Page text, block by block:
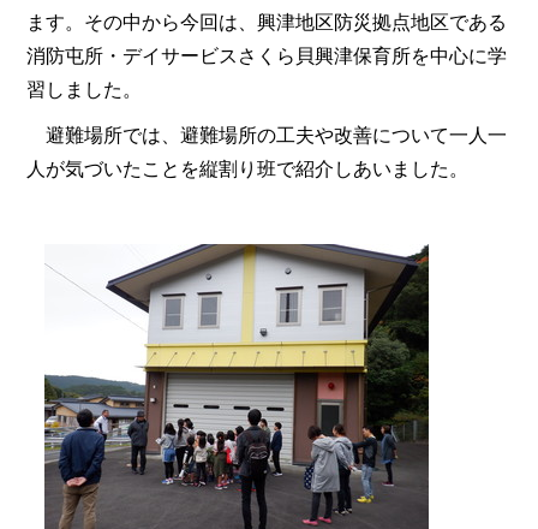
ます。その中から今回は、興津地区防災拠点地区である
消防屯所・デイサービスさくら貝興津保育所を中心に学
習しました。
避難場所では、避難場所の工夫や改善について一人一
人が気づいたことを縦割り班で紹介しあいました。